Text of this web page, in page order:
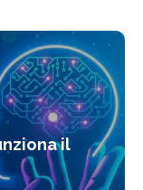
il